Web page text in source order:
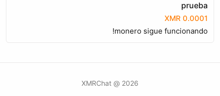
prueba
0.0001 XMR
monero sigue funcionando!
2026 @ XMRChat